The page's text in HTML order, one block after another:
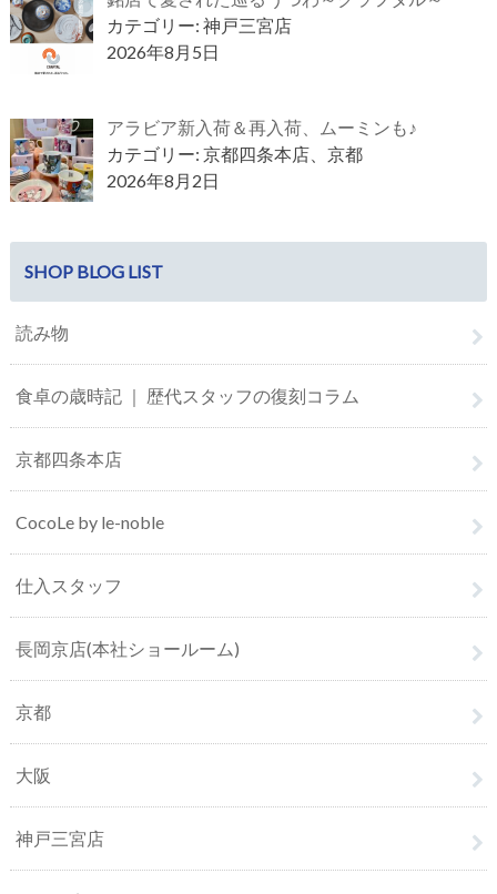
カテゴリー: 神戸三宮店
2026年8月5日
アラビア新入荷＆再入荷、ムーミンも♪
カテゴリー: 京都四条本店、京都
2026年8月2日
SHOP BLOG LIST
読み物
食卓の歳時記 ｜ 歴代スタッフの復刻コラム
京都四条本店
CocoLe by le-noble
仕入スタッフ
長岡京店(本社ショールーム)
京都
大阪
神戸三宮店